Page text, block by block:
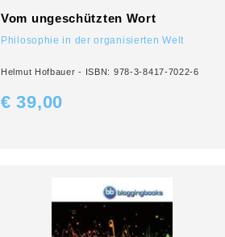
Vom ungeschützten Wort
Philosophie in der organisierten Welt
Helmut Hofbauer - ISBN: 978-3-8417-7022-6
€ 39,00